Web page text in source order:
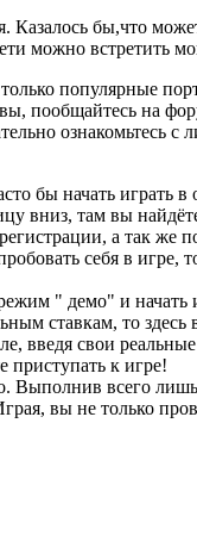
Казалось бы,что
можно встретить
популярные
пообщайтесь на
ознакомьтесь
бы начать
вниз, там вы
а так же
себя в
" демо" и начать
ставкам, то
введя свои
приступать к игре!
Выполнив всего
вы не только